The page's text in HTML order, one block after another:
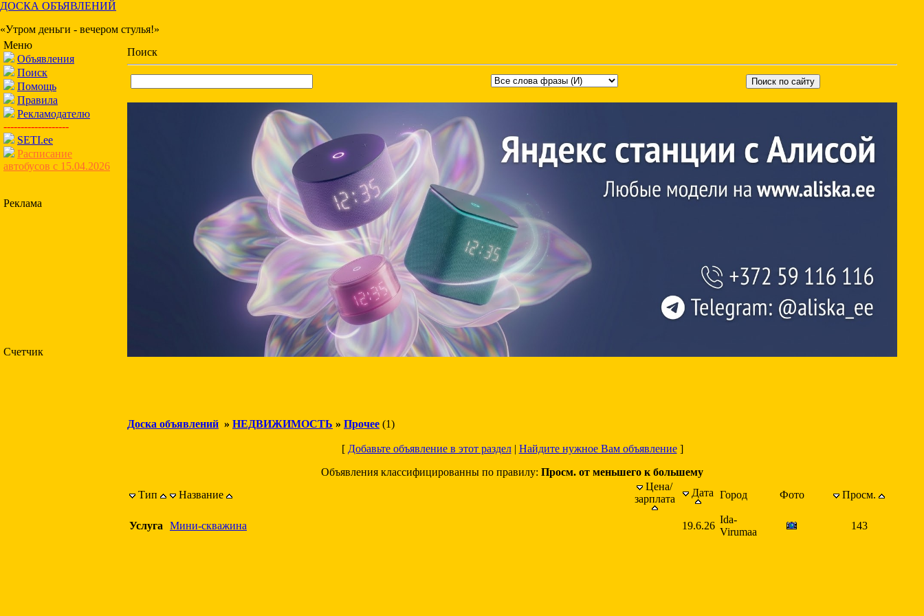
ДОСКА ОБЪЯВЛЕНИЙ
«Утром деньги - вечером стулья!»
Меню
Объявления
Поиск
Помощь
Правила
Рекламодателю
-------------------
SETI.ee
Расписание
автобусов с 15.04.2026
Реклама
Счетчик
Поиск
Доска объявлений » НЕДВИЖИМОСТЬ » Прочее (1)
[ Добавьте объявление в этот раздел| Найдите нужное Вам объявление]
Объявления классифицированны по правилу: Просм. от меньшего к большему
Тип
Название
Цена/
зарплата
Дата Город Фото Просм.
Услуга Мини-скважина 19.6.26
Ida-
Virumaa
143